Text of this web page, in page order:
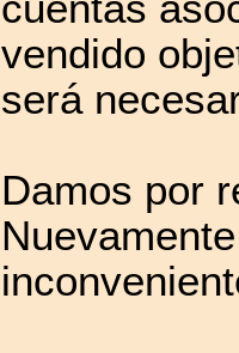
vendido
será
Damos por